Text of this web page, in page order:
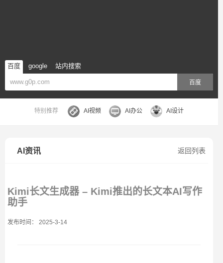
百度 google 站内搜索
百度
特别推荐 AI视频 AI办公 AI设计
返回列表
AI资讯
Kimi长文生成器 – Kimi推出的长文本AI写作
助手
发布时间： 2025-3-14